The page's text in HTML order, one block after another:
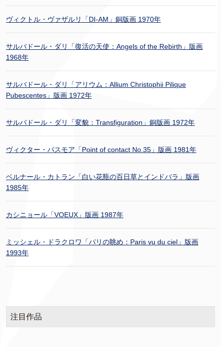
ヴィクトル・ヴァザルリ「DI-AM」銅版画 1970年
サルバドール・ダリ「復活の天使：Angels of the Rebirth」版画
1968年
サルバドール・ダリ「アリウム：Allium Christophii Pilique
Pubescentes」版画 1972年
サルバドール・ダリ「変貌：Transfiguration」銅版画 1972年
ヴィクター・パスモア「Point of contact No.35」版画 1981年
ベルナール・カトラン「白い花瓶の百日草とインドバラ」版画
1985年
カシニョール「VOEUX」版画 1987年
ミッシェル・ドラクロワ「パリの眺め：Paris vu du ciel」版画
1993年
注目作品